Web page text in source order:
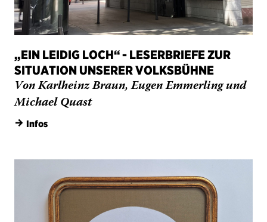
„EIN LEIDIG LOCH“ - LESERBRIEFE ZUR
SITUATION UNSERER VOLKSBÜHNE
Von Karlheinz Braun, Eugen Emmerling und
Michael Quast
→ Infos